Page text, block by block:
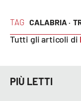
TAG CALABRIA ·
Tutti gli articoli di
PIÙ LETTI